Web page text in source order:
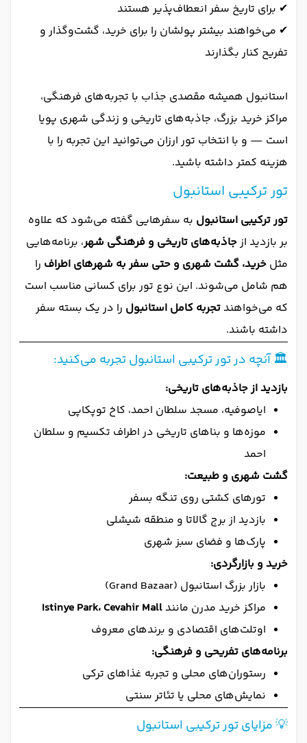
✔ برای تاریخ سفر انعطاف‌پذیر هستند
✔ می‌خواهند بیشتر پولشان را برای خرید، گشت‌وگذار و
تفریح کنار بگذارند
استانبول همیشه مقصدی جذاب با تجربه‌های فرهنگی،
مراکز خرید بزرگ، جاذبه‌های تاریخی و زندگی شهری پویا
است — و با انتخاب تور ارزان می‌توانید این تجربه را با
هزینه کمتر داشته باشید.
تور ترکیبی استانبول
تور ترکیبی استانبول به سفرهایی گفته می‌شود که علاوه
بر بازدید ازجاذبه‌های تاریخی و فرهنگی شهر، برنامه‌هایی
مثل خرید، گشت شهری و حتی سفر به شهرهای اطراف را
هم شامل می‌شوند. این نوع تور برای کسانی مناسب است
که می‌خواهندتجربه کامل استانبول را در یک بسته سفر
داشته باشند.
🏛️ آنچه در تور ترکیبی استانبول تجربه می‌کنید:
بازدید از جاذبه‌های تاریخی:
ایاصوفیه، مسجد سلطان احمد، کاخ توپکاپی
موزه‌ها و بناهای تاریخی در اطراف تکسیم و سلطان
احمد
گشت شهری و طبیعت:
تورهای کشتی روی تنگه بسفر
بازدید از برج گالاتا و منطقه شیشلی
پارک‌ها و فضای سبز شهری
خرید و بازارگردی:
بازار بزرگ استانبول (Grand Bazaar)
مراکز خرید مدرن مانندIstinye Park، Cevahir Mall
اوتلت‌های اقتصادی و برندهای معروف
برنامه‌های تفریحی و فرهنگی:
رستوران‌های محلی و تجربه غذاهای ترکی
نمایش‌های محلی یا تئاتر سنتی
💡 مزایای تور ترکیبی استانبول